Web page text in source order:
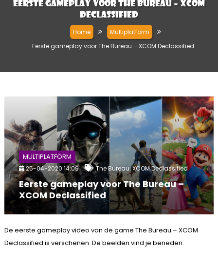
Eerste gameplay voor The Bureau – XCOM
Declassified
Home
Multiplatform
Eerste gameplay voor The Bureau – XCOM Declassified
MULTIPLATFORM
25-04-2020 14:09 The Bureau: XCOM Declassified
Eerste gameplay voor The Bureau –
XCOM Declassified
De eerste gameplay video van de game The Bureau – XCOM
Declassified is verschenen. De beelden vind je beneden: